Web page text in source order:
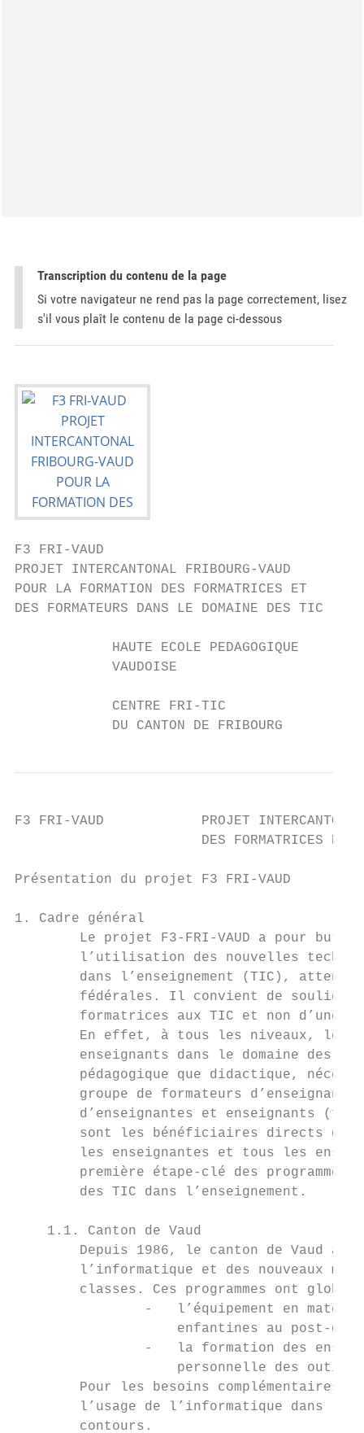
Transcription du contenu de la page
Si votre navigateur ne rend pas la page correctement, lisez
s'il vous plaît le contenu de la page ci-dessous
F3 FRI-VAUD
PROJET INTERCANTONAL FRIBOURG-VAUD
POUR LA FORMATION DES FORMATRICES ET
DES FORMATEURS DANS LE DOMAINE DES TIC
            HAUTE ECOLE PEDAGOGIQUE
            VAUDOISE
            CENTRE FRI-TIC
            DU CANTON DE FRIBOURG
F3 FRI-VAUD            PROJET INTERCANTONAL
DES FORMATRICES ET
Présentation du projet F3 FRI-VAUD
1. Cadre général
Le projet F3-FRI-VAUD a pour but
l’utilisation des nouvelles
dans l’enseignement (TIC),
fédérales. Il convient de
formatrices aux TIC et non d’une
En effet, à tous les niveaux, le
enseignants dans le domaine des
pédagogique que didactique,
groupe de formateurs
d’enseignantes et enseignants
sont les bénéficiaires directs de
les enseignantes et tous les
première étape-clé des programmes
        des TIC dans l’enseignement.
    1.1. Canton de Vaud
Depuis 1986, le canton de Vaud a
l’informatique et des nouveaux
classes. Ces programmes ont
-   l’équipement en
enfantines au post-
-   la formation des
personnelle des outils
Pour les besoins complémentaires,
l’usage de l’informatique dans la
        contours.